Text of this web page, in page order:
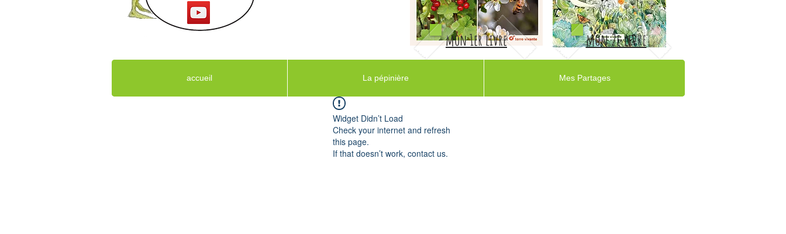
mon 1er livre mon 2e livre
accueil La pépinière Mes Partages
Widget Didn’t Load
Check your internet and refresh
this page.
If that doesn’t work, contact us.